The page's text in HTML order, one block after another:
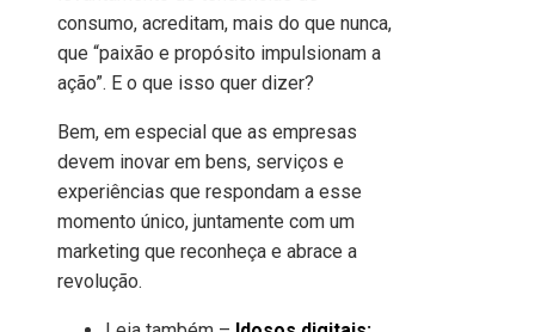
consumo, acreditam, mais do que nunca,
que “paixão e propósito impulsionam a
ação”. E o que isso quer dizer?
Bem, em especial que as empresas
devem inovar em bens, serviços e
experiências que respondam a esse
momento único, juntamente com um
marketing que reconheça e abrace a
revolução.